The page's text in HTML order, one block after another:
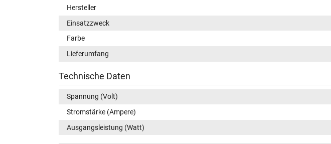
Hersteller
Einsatzzweck
Farbe
Lieferumfang
Technische Daten
Spannung (Volt)
Stromstärke (Ampere)
Ausgangsleistung (Watt)